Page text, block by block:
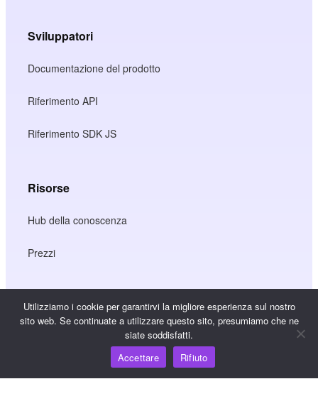
Sviluppatori
Documentazione del prodotto
Riferimento API
Riferimento SDK JS
Risorse
Hub della conoscenza
Prezzi
Per assistenza e supporto, inviare un'e-mail a
support@wooshpay.com
Per opportunità di partnership, inviare un'e-mail a
partner@wooshpay.com
Per richieste di informazioni ai media, inviare un'e-mail a
Utilizziamo i cookie per garantirvi la migliore esperienza sul nostro
sito web. Se continuate a utilizzare questo sito, presumiamo che ne
siate soddisfatti.
Accettare
Rifiuto